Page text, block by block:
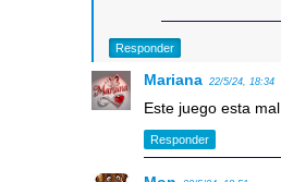
Responder
Mariana 22/5/24, 18:34
Este juego esta mal
Responder